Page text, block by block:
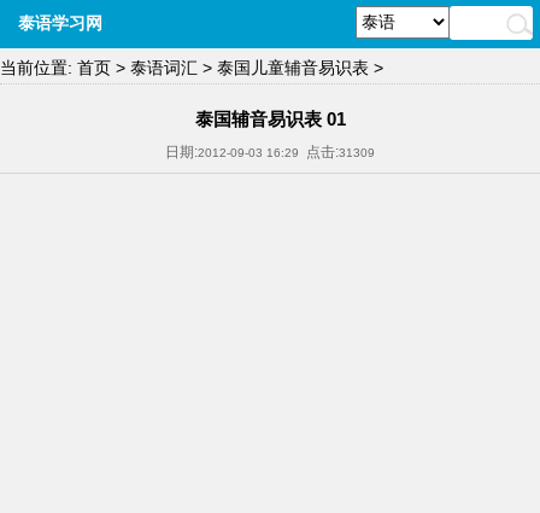
泰语学习网
当前位置: 首页 > 泰语词汇 > 泰国儿童辅音易识表 >
泰国辅音易识表 01
日期:2012-09-03 16:29 点击:31309